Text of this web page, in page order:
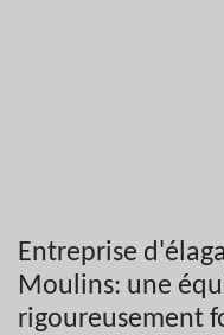
Entreprise
Moulins: une
rigoureusement